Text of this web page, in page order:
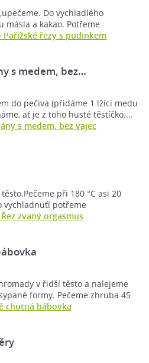
Do vychladlého
másla a kakao. Potřeme
Pařížské řezy s pudinkem
s medem, bez…
do pečiva (přidáme 1 lžíci medu
ať je z toho husté těstíčko.…
s medem, bez vajec
při 180 °C asi 20
vychladnuťí potřeme
zvaný orgasmus
v řidší těsto a nalejeme
formy. Pečeme zhruba 45
chutná bábovka